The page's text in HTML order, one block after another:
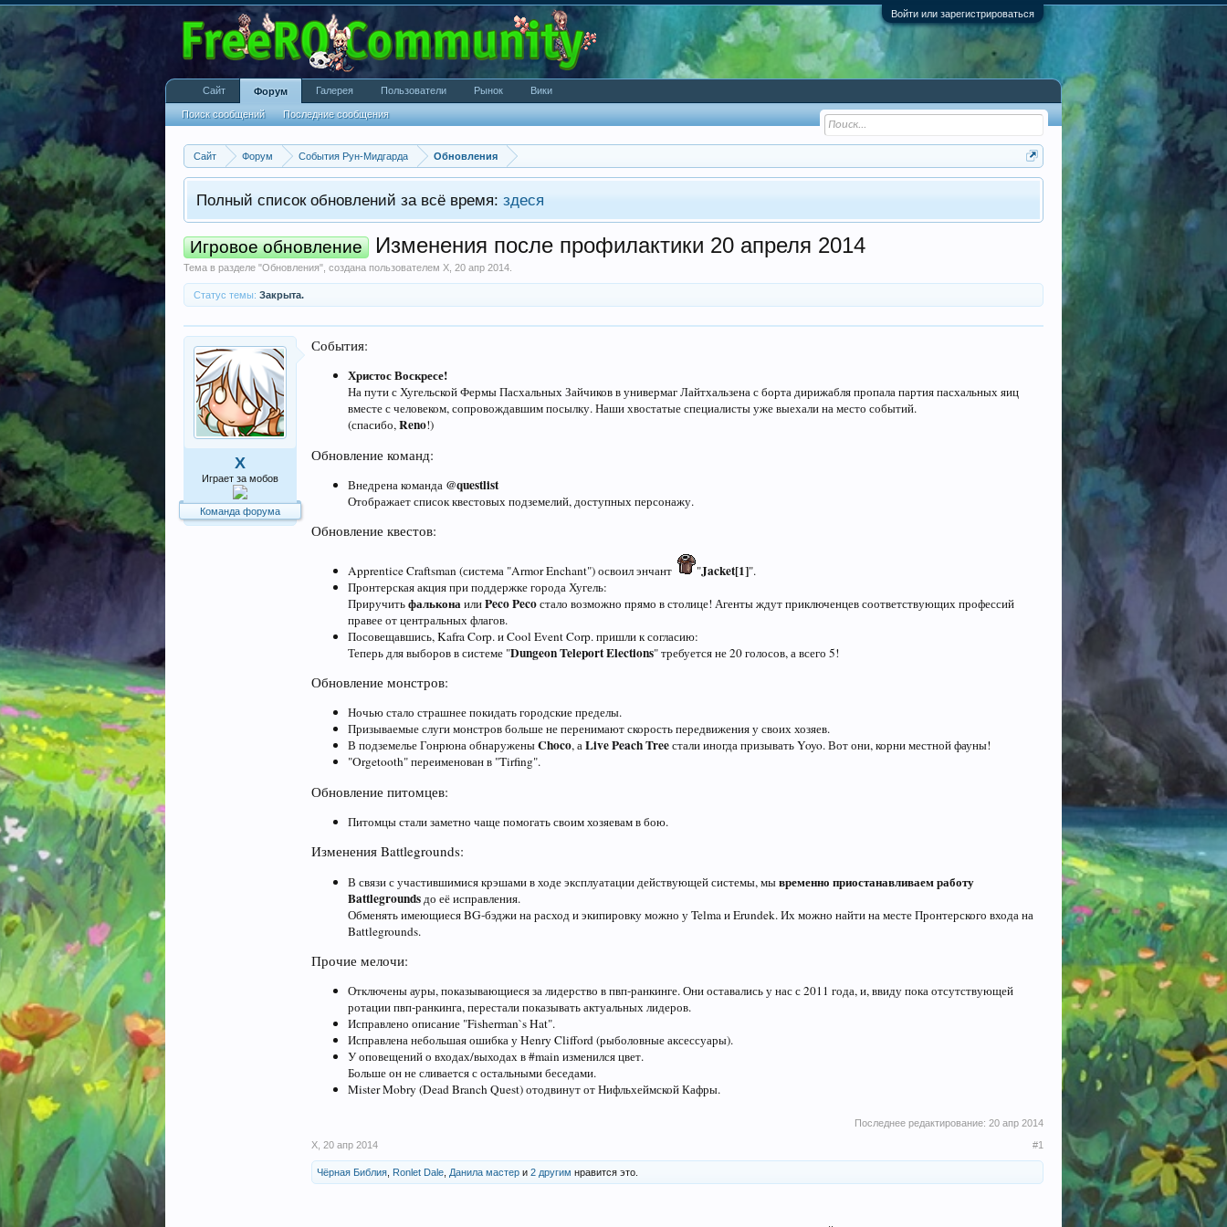
Войти или зарегистрироваться
Сайт Форум События Рун-Мидгарда Обновления
Полный список обновлений за всё время: здеся
Игровое обновление Изменения после профилактики 20 апреля 2014
Тема в разделе "Обновления", создана пользователем X 20 апр 2014
Статус темы: Закрыта.
X
Играет за мобов
Команда форума
События:
Христос Воскресе!
На пути с Хугельской Фермы Пасхальных Зайчиков в универмаг Лайтхальзена с борта дирижабля пропала партия пасхальных яиц
вместе с человеком, сопровождавшим посылку. Наши хвостатые специалисты уже выехали на место событий.
(спасибо,Reno!)
Обновление команд:
Внедрена команда @questlist
Отображает список квестовых подземелий, доступных персонажу.
Обновление квестов:
Apprentice Craftsman (система "Armor Enchant") освоил энчант "Jacket[1]".
Пронтерская акция при поддержке города Хугель:
ПриручитьфальконаилиPeco Pecoстало возможно прямо в столице! Агенты ждут приключенцев соответствующих профессий
правее от центральных флагов.
Посовещавшись, Kafra Corp. и Cool Event Corp. пришли к согласию:
Теперь для выборов в системе "Dungeon Teleport Elections" требуется не 20 голосов, а всего 5!
Обновление монстров:
Ночью стало страшнее покидать городские пределы.
Призываемые слуги монстров больше не перенимают скорость передвижения у своих хозяев.
В подземелье Гонрюна обнаруженыChoco, аLive Peach Treeстали иногда призывать Yoyo. Вот они, корни местной фауны!
"Orgetooth" переименован в "Tirfing".
Обновление питомцев:
Питомцы стали заметно чаще помогать своим хозяевам в бою.
Изменения Battlegrounds:
В связи с участившимися крэшами в ходе эксплуатации действующей системы, мывременно приостанавливаем работу
Battlegroundsдо её исправления.
Обменять имеющиеся BG-бэджи на расход и экипировку можно у Telma и Erundek. Их можно найти на месте Пронтерского входа на
Battlegrounds.
Прочие мелочи:
Отключены ауры, показывающиеся за лидерство в пвп-ранкинге. Они оставались у нас с 2011 года, и, ввиду пока отсутствующей
ротации пвп-ранкинга, перестали показывать актуальных лидеров.
Исправлено описание "Fisherman`s Hat".
Исправлена небольшая ошибка у Henry Clifford (рыболовные аксессуары).
У оповещений о входах/выходах в #main изменился цвет.
Больше он не сливается с остальными беседами.
Mister Mobry (Dead Branch Quest) отодвинут от Нифльхеймской Кафры.
Последнее редактирование: 20 апр 2014
X 20 апр 2014 #1
Чёрная Библия Ronlet Dale Данила мастер и 2 другим нравится это.
Сайт Форум
Поиск сообщений Последние сообщения
Галерея Пользователи Рынок Вики